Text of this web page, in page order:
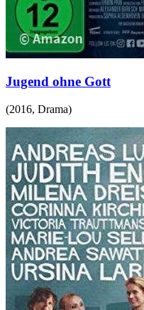
Jugend ohne Gott
(2016, Drama)